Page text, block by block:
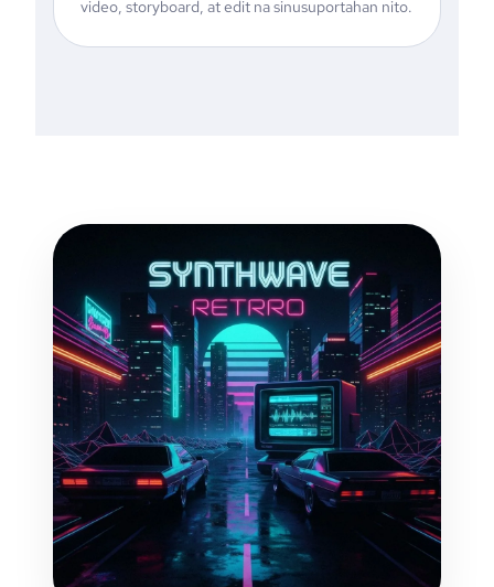
video, storyboard, at edit na sinusuportahan nito.